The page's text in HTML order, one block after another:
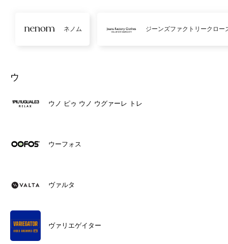
ネノム ジーンズファクトリークロー
ウ
ウノ ピゥ ウノ ウグァーレ トレ
ウーフォス
ヴァルタ
ヴァリエゲイター